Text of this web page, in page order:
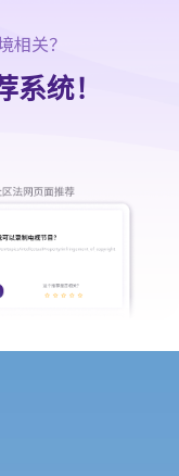
们一起生活了一年，但
成损毁，我是否需要承
我的婚姻还有效吗？
？
相关？
统！